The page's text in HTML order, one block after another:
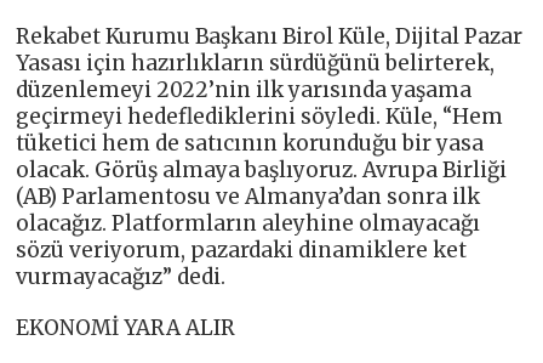
Rekabet Kurumu Başkanı Birol Küle, Dijital Pazar
Yasası için hazırlıkların sürdüğünü belirterek,
düzenlemeyi 2022’nin ilk yarısında yaşama
geçirmeyi hedeflediklerini söyledi. Küle, “Hem
tüketici hem de satıcının korunduğu bir yasa
olacak. Görüş almaya başlıyoruz. Avrupa Birliği
(AB) Parlamentosu ve Almanya’dan sonra ilk
olacağız. Platformların aleyhine olmayacağı
sözü veriyorum, pazardaki dinamiklere ket
vurmayacağız” dedi.
EKONOMİ YARA ALIR